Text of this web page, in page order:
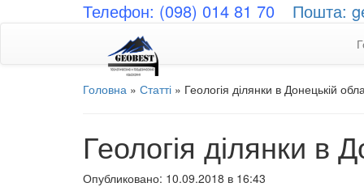
Телефон: (098) 014 81 70 Пошта:
Головна » Статті » Геологія ділянки в Донецькій
Геологія ділянки в
Опубликовано: 10.09.2018 в 16:43